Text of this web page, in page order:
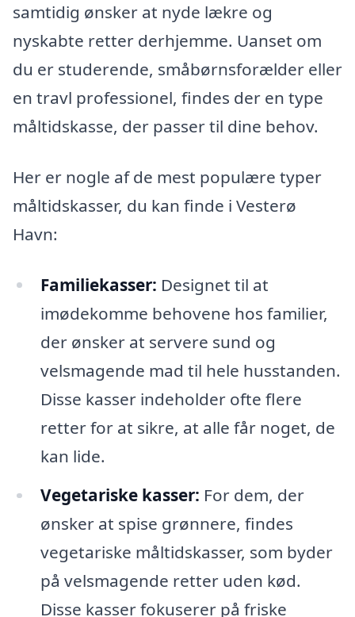
samtidig ønsker at nyde lækre og
nyskabte retter derhjemme. Uanset om
du er studerende, småbørnsforælder eller
en travl professionel, findes der en type
måltidskasse, der passer til dine behov.
Her er nogle af de mest populære typer
måltidskasser, du kan finde i Vesterø
Havn:
Familiekasser: Designet til at
imødekomme behovene hos familier,
der ønsker at servere sund og
velsmagende mad til hele husstanden.
Disse kasser indeholder ofte flere
retter for at sikre, at alle får noget, de
kan lide.
Vegetariske kasser: For dem, der
ønsker at spise grønnere, findes
vegetariske måltidskasser, som byder
på velsmagende retter uden kød.
Disse kasser fokuserer på friske